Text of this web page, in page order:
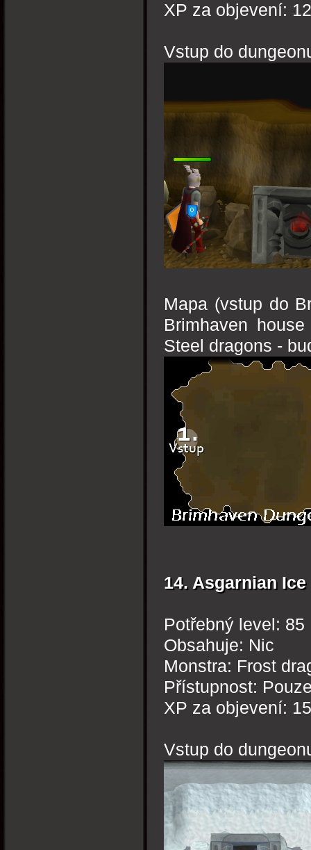
XP za objevení:
Vstup do
Mapa (vstup do
Brimhaven
Steel dragons -
14. Asgarnian
Potřebný level: 85
Obsahuje: Nic
Monstra: Frost
Přístupnost:
XP za objevení:
Vstup do